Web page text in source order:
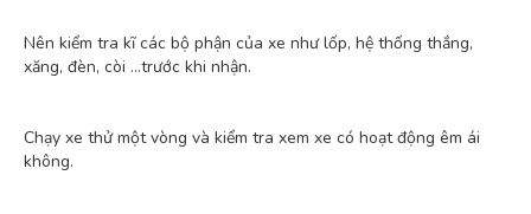
Nên kiểm tra kĩ các bộ phận của xe như lốp, hệ thống thắng,
xăng, đèn, còi …trước khi nhận.
Chạy xe thử một vòng và kiểm tra xem xe có hoạt động êm ái
không.